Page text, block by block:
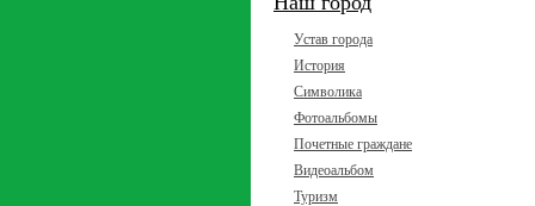
Устав города
История
Символика
Фотоальбомы
Почетные граждане
Видеоальбом
Туризм